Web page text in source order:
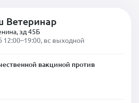
Ветеринар
зд 45Б
12:00–19:00, вс выходной
вакциной против